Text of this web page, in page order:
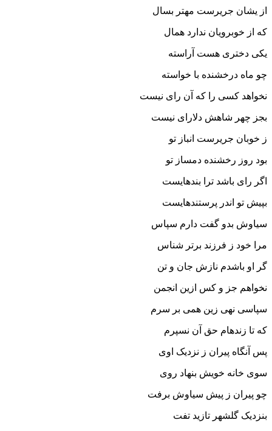
از یشان جریرست مهتر بسال
که از خوبرویان ندارد همال‏
یکى دخترى هست آراسته
چو ماه درخشنده با خواسته‏
نخواهد کسى را که آن راى نیست
بجز چهر شاهش دلاراى نیست‏
ز خوبان جریرست انباز تو
بود روز رخشنده دمساز تو
اگر راى باشد ترا بنده‏ایست
بپیش تو اندر پرستنده‏ایست‏
سیاوش بدو گفت دارم سپاس
مرا خود ز فرزند برتر شناس‏
گر او باشدم نازش جان و تن
نخواهم جز و کس ازین انجمن‏
سپاسى نهى زین همى بر سرم
که تا زنده‏ام حق آن نسپرم‏
پس آنگاه پیران ز نزدیک اوى
سوى خانه خویش بنهاد روى‏
چو پیران ز پیش سیاوش برفت
بنزدیک گلشهر تازید تفت‏